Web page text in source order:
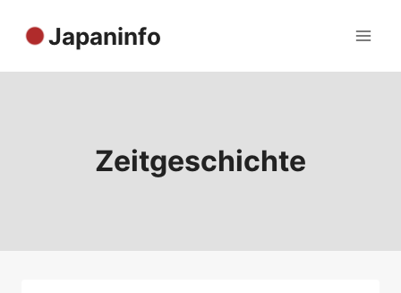
Inhalt
Japaninfo
Zeitgeschichte